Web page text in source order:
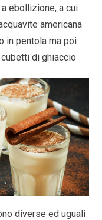
ebollizione, a cui
americana
in pentola ma poi
di ghiaccio
diverse ed uguali